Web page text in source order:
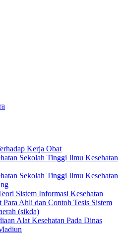
Kerja Obat
Sekolah Tinggi Ilmu Kesehatan
Sekolah Tinggi Ilmu Kesehatan
Sistem Informasi Kesehatan
Ahli dan Contoh Tesis Sistem
(sikda)
Alat Kesehatan Pada Dinas